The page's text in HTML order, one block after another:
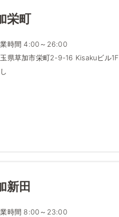
栄町
時間 4:00～26:00
県草加市栄町2-9-16 Kisakuビル1F
新田
時間 8:00～23:00